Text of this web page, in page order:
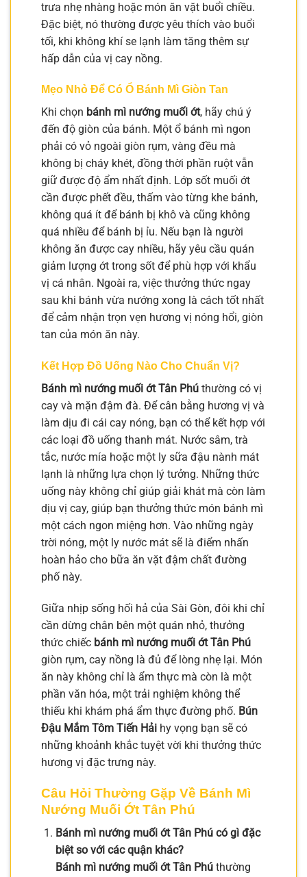
trưa nhẹ nhàng hoặc món ăn vặt buổi chiều.
Đặc biệt, nó thường được yêu thích vào buổi
tối, khi không khí se lạnh làm tăng thêm sự
hấp dẫn của vị cay nồng.
Mẹo Nhỏ Để Có Ổ Bánh Mì Giòn Tan
Khi chọn bánh mì nướng muối ớt, hãy chú ý
đến độ giòn của bánh. Một ổ bánh mì ngon
phải có vỏ ngoài giòn rụm, vàng đều mà
không bị cháy khét, đồng thời phần ruột vẫn
giữ được độ ẩm nhất định. Lớp sốt muối ớt
cần được phết đều, thấm vào từng khe bánh,
không quá ít để bánh bị khô và cũng không
quá nhiều để bánh bị ỉu. Nếu bạn là người
không ăn được cay nhiều, hãy yêu cầu quán
giảm lượng ớt trong sốt để phù hợp với khẩu
vị cá nhân. Ngoài ra, việc thưởng thức ngay
sau khi bánh vừa nướng xong là cách tốt nhất
để cảm nhận trọn vẹn hương vị nóng hổi, giòn
tan của món ăn này.
Kết Hợp Đồ Uống Nào Cho Chuẩn Vị?
Bánh mì nướng muối ớt Tân Phú thường có vị
cay và mặn đậm đà. Để cân bằng hương vị và
làm dịu đi cái cay nóng, bạn có thể kết hợp với
các loại đồ uống thanh mát. Nước sâm, trà
tắc, nước mía hoặc một ly sữa đậu nành mát
lạnh là những lựa chọn lý tưởng. Những thức
uống này không chỉ giúp giải khát mà còn làm
dịu vị cay, giúp bạn thưởng thức món bánh mì
một cách ngon miệng hơn. Vào những ngày
trời nóng, một ly nước mát sẽ là điểm nhấn
hoàn hảo cho bữa ăn vặt đậm chất đường
phố này.
Giữa nhịp sống hối hả của Sài Gòn, đôi khi chỉ
cần dừng chân bên một quán nhỏ, thưởng
thức chiếc bánh mì nướng muối ớt Tân Phú
giòn rụm, cay nồng là đủ để lòng nhẹ lại. Món
ăn này không chỉ là ẩm thực mà còn là một
phần văn hóa, một trải nghiệm không thể
thiếu khi khám phá ẩm thực đường phố. Bún
Đậu Mắm Tôm Tiến Hải hy vọng bạn sẽ có
những khoảnh khắc tuyệt vời khi thưởng thức
hương vị đặc trưng này.
Câu Hỏi Thường Gặp Về Bánh Mì
Nướng Muối Ớt Tân Phú
Bánh mì nướng muối ớt Tân Phú có gì đặc
biệt so với các quận khác?
Bánh mì nướng muối ớt Tân Phúthường